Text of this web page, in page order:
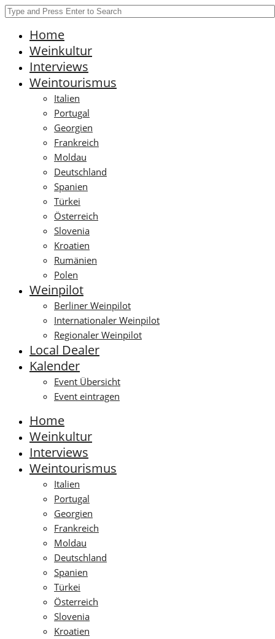
Home
Weinkultur
Interviews
Weintourismus
Italien
Portugal
Georgien
Frankreich
Moldau
Deutschland
Spanien
Türkei
Österreich
Slovenia
Kroatien
Rumänien
Polen
Weinpilot
Berliner Weinpilot
Internationaler Weinpilot
Regionaler Weinpilot
Local Dealer
Kalender
Event Übersicht
Event eintragen
Home
Weinkultur
Interviews
Weintourismus
Italien
Portugal
Georgien
Frankreich
Moldau
Deutschland
Spanien
Türkei
Österreich
Slovenia
Kroatien